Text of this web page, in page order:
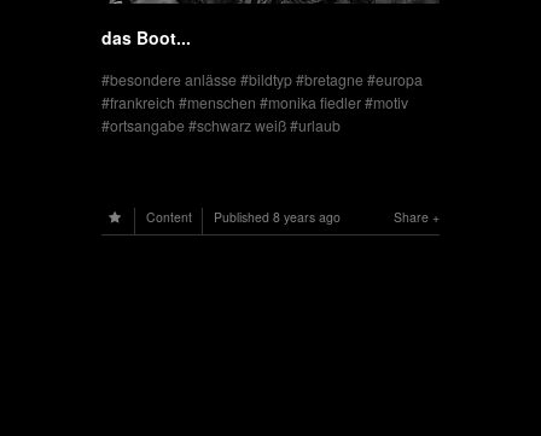
das Boot...
besondere anlässe bildtyp bretagne europa
frankreich
menschen monika fiedler
motiv
ortsangabe schwarz weiß urlaub
Share
Content Published 8 years ago